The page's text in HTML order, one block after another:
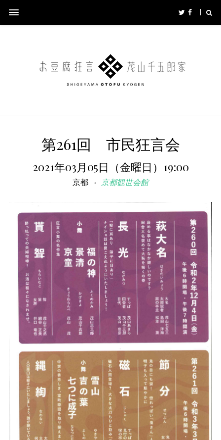
第261回 市民狂言会
2021年03月05日（金曜日）19:00
京都 京都観世会館